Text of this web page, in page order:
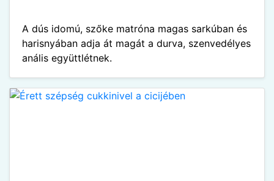
A dús idomú, szőke matróna magas sarkúban és
harisnyában adja át magát a durva, szenvedélyes
anális együttlétnek.